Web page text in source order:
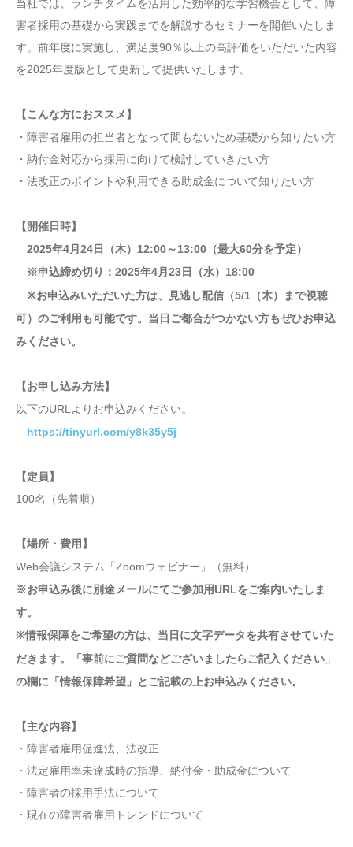
当社では、ランチタイムを活用した効率的な学習機会として、障
害者採用の基礎から実践までを解説するセミナーを開催いたしま
す。前年度に実施し、満足度90％以上の高評価をいただいた内容
を2025年度版として更新して提供いたします。
【こんな方におススメ】
・障害者雇用の担当者となって間もないため基礎から知りたい方
・納付金対応から採用に向けて検討していきたい方
・法改正のポイントや利用できる助成金について知りたい方
【開催日時】
2025年4月24日（木）12:00～13:00（最大60分を予定）
※申込締め切り：2025年4月23日（水）18:00
※お申込みいただいた方は、見逃し配信（5/1（木）まで視聴
可）のご利用も可能です。当日ご都合がつかない方もぜひお申込
みください。
【お申し込み方法】
以下のURLよりお申込みください。
https://tinyurl.com/y8k35y5j
【定員】
100名（先着順）
【場所・費用】
Web会議システム「Zoomウェビナー」（無料）
※お申込み後に別途メールにてご参加用URLをご案内いたしま
す。
※情報保障をご希望の方は、当日に文字データを共有させていた
だきます。「事前にご質問などございましたらご記入ください」
の欄に「情報保障希望」とご記載の上お申込みください。
【主な内容】
・障害者雇用促進法、法改正
・法定雇用率未達成時の指導、納付金・助成金について
・障害者の採用手法について
・現在の障害者雇用トレンドについて